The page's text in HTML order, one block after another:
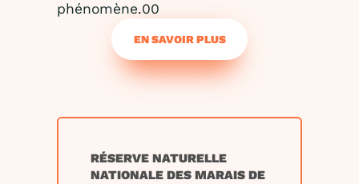
phénomène.00
EN SAVOIR PLUS
RÉSERVE NATURELLE
NATIONALE DES MARAIS DE